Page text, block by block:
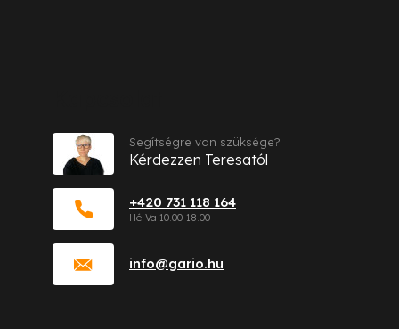
info@gario.hu
+420 731 118 164
Segítségre van szüksége?
Kérdezzen Teresatól